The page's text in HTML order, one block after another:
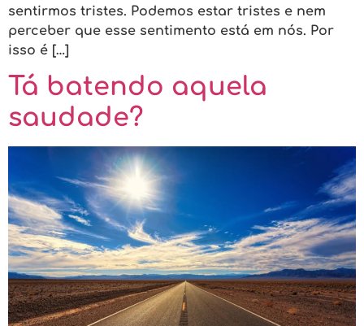
sentirmos tristes. Podemos estar tristes e nem
perceber que esse sentimento está em nós. Por
isso é […]
Tá batendo aquela
saudade?